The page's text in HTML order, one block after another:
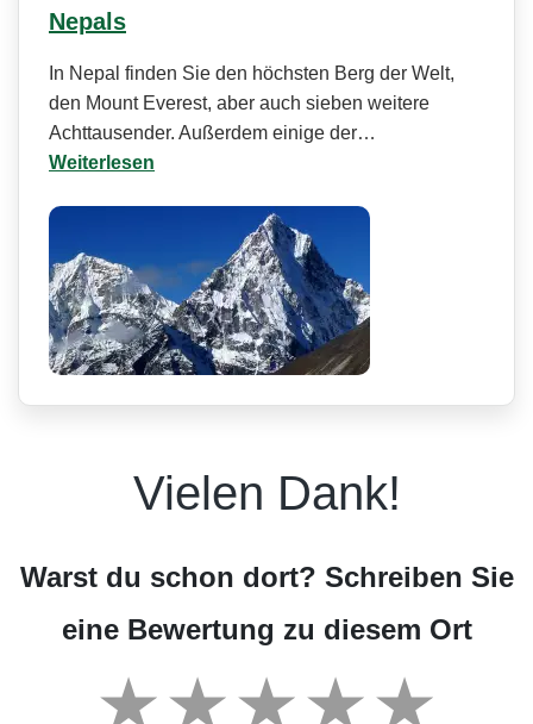
Nepals
In Nepal finden Sie den höchsten Berg der Welt,
den Mount Everest, aber auch sieben weitere
Achttausender. Außerdem einige der…
Weiterlesen
Vielen Dank!
Warst du schon dort? Schreiben Sie
eine Bewertung zu diesem Ort